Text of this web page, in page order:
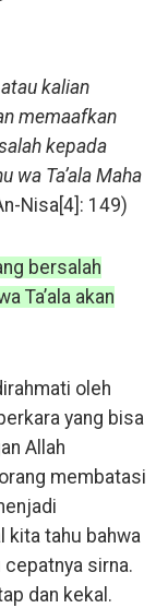
kalian
memaafkan
kepada
wa Ta’ala Maha
Nisa[4]: 149)
bersalah
Ta’ala akan
oleh
yang bisa
Allah
membatasi
kita tahu bahwa
sirna.
dan kekal.